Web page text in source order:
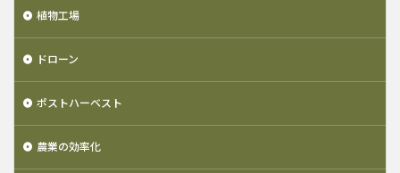
植物工場
ドローン
ポストハーベスト
農業の効率化